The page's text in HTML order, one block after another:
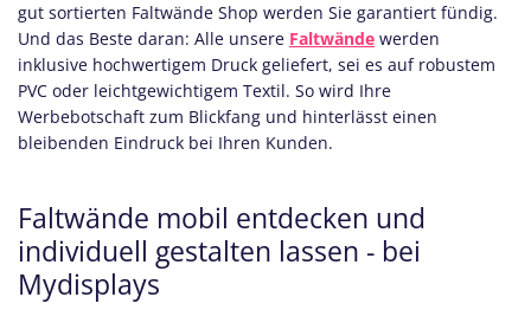
gut sortierten Faltwände Shop werden Sie garantiert fündig.
Und das Beste daran: Alle unsere Faltwände werden
inklusive hochwertigem Druck geliefert, sei es auf robustem
PVC oder leichtgewichtigem Textil. So wird Ihre
Werbebotschaft zum Blickfang und hinterlässt einen
bleibenden Eindruck bei Ihren Kunden.
Faltwände mobil entdecken und
individuell gestalten lassen - bei
Mydisplays